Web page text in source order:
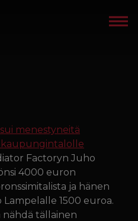
menestyneitä
kaupungintalolle
Factoryn Juho
4000 euron
ja hänen
1500 euroa.
nähdä tällainen